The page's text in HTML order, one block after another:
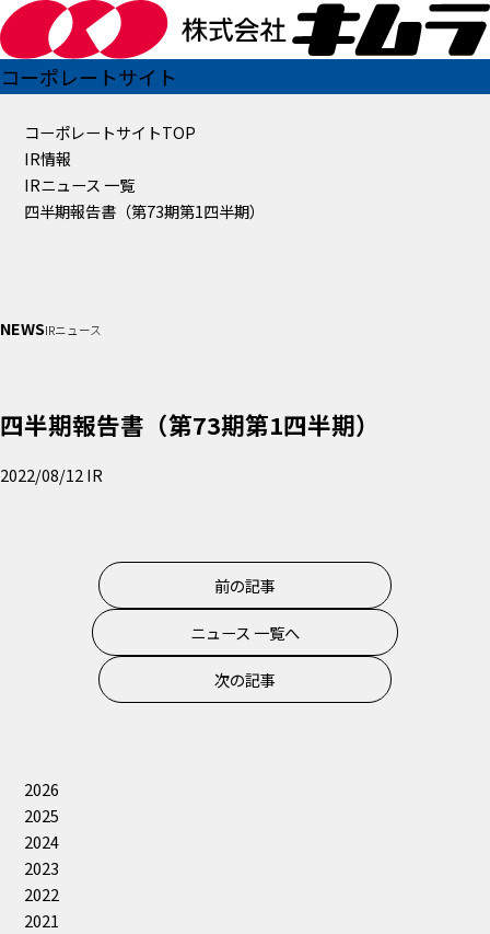
コーポレートサイト
コーポレートサイトTOP
IR情報
IRニュース 一覧
四半期報告書（第73期第1四半期）
NEWSIRニュース
四半期報告書（第73期第1四半期）
2022/08/12 IR
前の記事
ニュース 一覧へ
次の記事
2026
2025
2024
2023
2022
2021